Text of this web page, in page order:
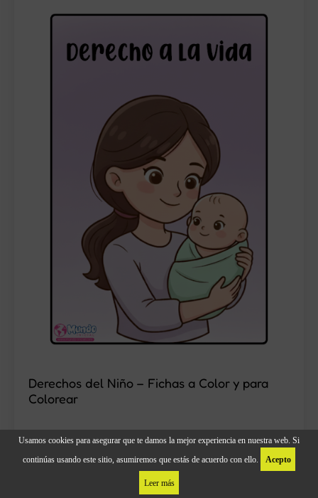
Derechos del Niño – Fichas a Color y para
Colorear
Usamos cookies para asegurar que te damos la mejor experiencia en nuestra web. Si
continúas usando este sitio, asumiremos que estás de acuerdo con ello.
Acepto
Leer más